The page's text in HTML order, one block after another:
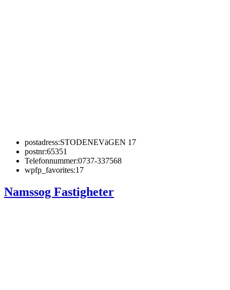
postadress:STODENEVäGEN 17
postnr:65351
Telefonnummer:0737-337568
wpfp_favorites:17
Namssog Fastigheter